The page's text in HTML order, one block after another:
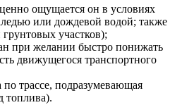
ощущается он в условиях
или дождевой водой; также
участков);
при желании быстро понижать
движущегося транспортного
по трассе, подразумевающая
топлива).